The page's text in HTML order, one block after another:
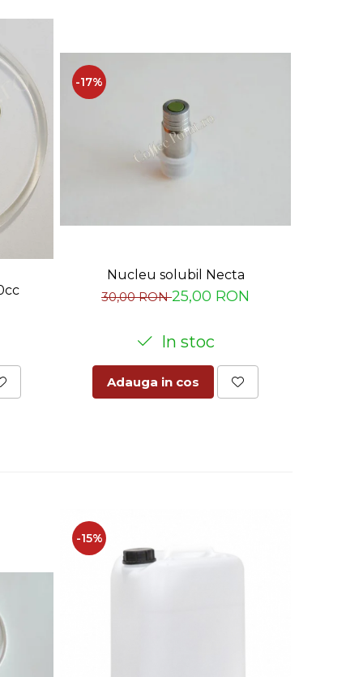
-17%
Nucleu solubil Necta
30,00 RON25,00 RON
In stoc
Adauga in cos
-15%